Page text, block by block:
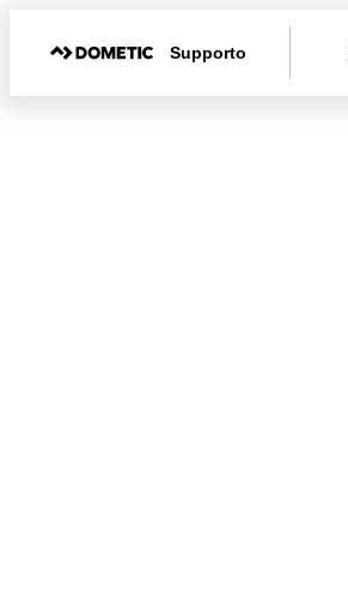
Supporto